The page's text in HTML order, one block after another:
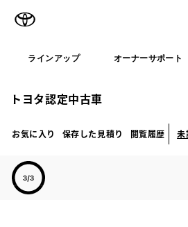
ラインアップ オーナーサポート
トヨタ認定中古車
お気に入り 保存した見積り 閲覧履歴 未